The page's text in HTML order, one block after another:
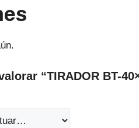
“TIRADOR BT-